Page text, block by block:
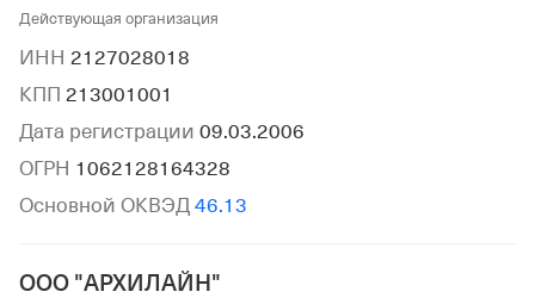
Действующая организация
ИНН 2127028018
КПП 213001001
Дата регистрации 09.03.2006
ОГРН 1062128164328
Основной ОКВЭД 46.13
ООО "АРХИЛАЙН"